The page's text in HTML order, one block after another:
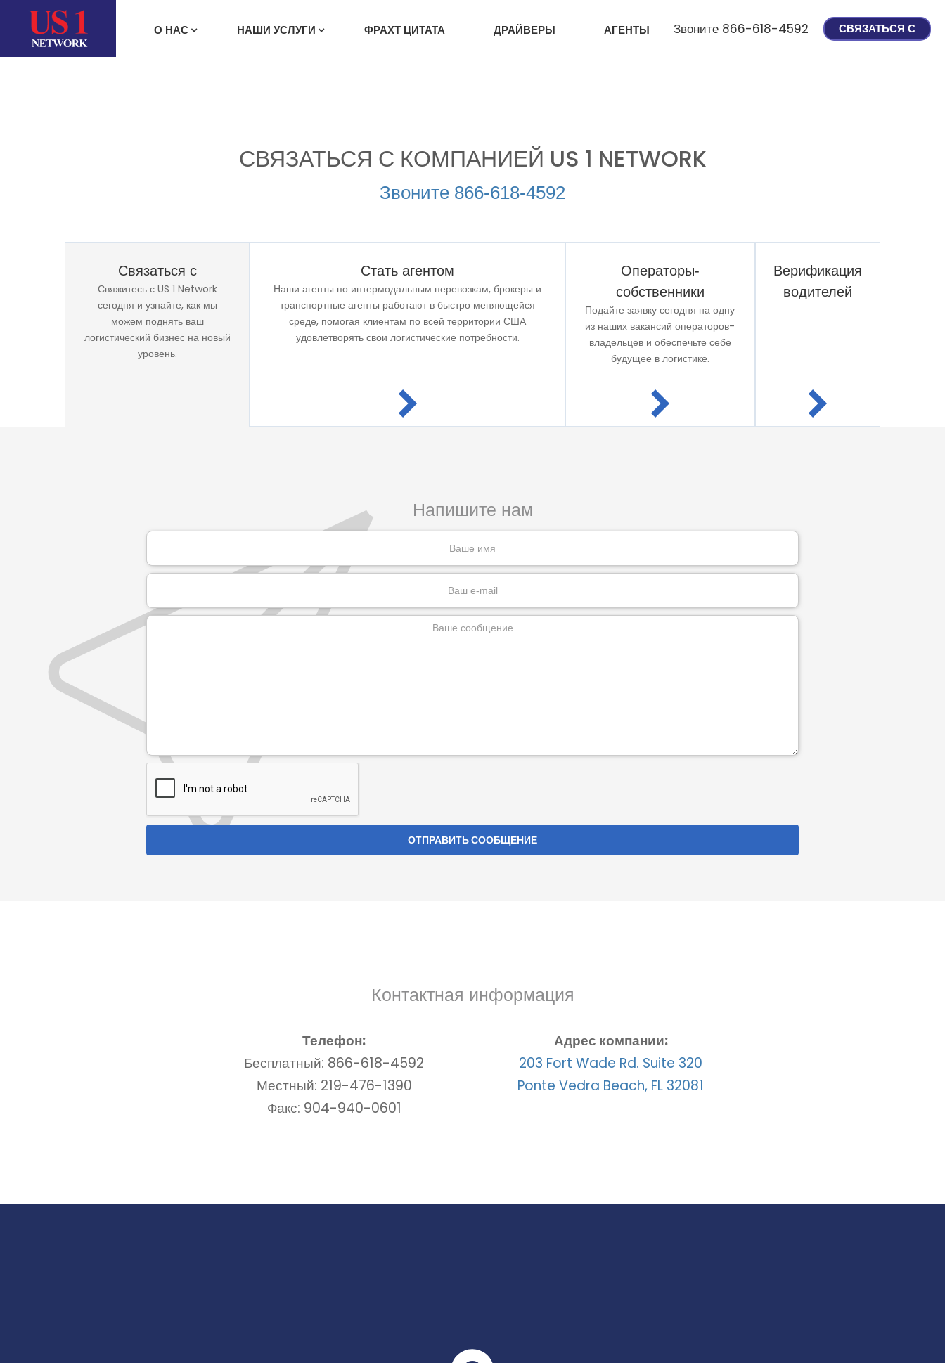
О НАС НАШИ УСЛУГИ ФРАХТ ЦИТАТА ДРАЙВЕРЫ АГЕНТЫ Звоните 866-618-4592 СВЯЗАТЬСЯ С
СВЯЗАТЬСЯ С КОМПАНИЕЙ US 1 NETWORK
Звоните 866-618-4592
Связаться с
Свяжитесь с US 1 Network
сегодня и узнайте, как мы
можем поднять ваш
логистический бизнес на новый
уровень.
Стать агентом
Наши агенты по интермодальным перевозкам, брокеры и
транспортные агенты работают в быстро меняющейся
среде, помогая клиентам по всей территории США
удовлетворять свои логистические потребности.
Операторы-
собственники
Подайте заявку сегодня на одну
из наших вакансий операторов-
владельцев и обеспечьте себе
будущее в логистике.
Верификация
водителей
Напишите нам
Контактная информация
Телефон:
Бесплатный: 866-618-4592
Местный: 219-476-1390
Факс: 904-940-0601
Адрес компании:
203 Fort Wade Rd. Suite 320
Ponte Vedra Beach, FL 32081